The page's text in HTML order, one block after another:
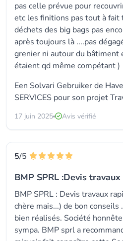
pas celle prévue pour
etc les finitions pas tout à fait
déchets des big bags pas
après toujours là ....pas
grenier ni autour du bâtiment
étaient qd même compétant )
Een Solvari Gebruiker de
SERVICES pour son projet
17 juin 2025 Avis vérifié
5/5
BMP SPRL :Devis
BMP SPRL : Devis travaux
chère mais...) de bon conseils
bien réalisés. Société
sympa. BMP sprl a